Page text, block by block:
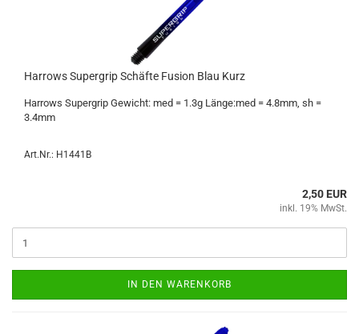
Har­rows Su­per­grip Schäf­te Fu­si­on Blau Kurz
Har­rows Su­per­grip Ge­wicht: med = 1.3g Länge:med = 4.8mm, sh =
3.4mm
Art.Nr.: H1441B
2,50 EUR
inkl. 19% MwSt.
IN DEN WARENKORB